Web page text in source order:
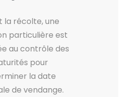
la récolte, une
particulière est
au contrôle des
pour
la date
de vendange.